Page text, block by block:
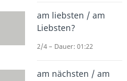
am liebsten / am
Liebsten?
2/4 – Dauer: 01:22
am nächsten / am